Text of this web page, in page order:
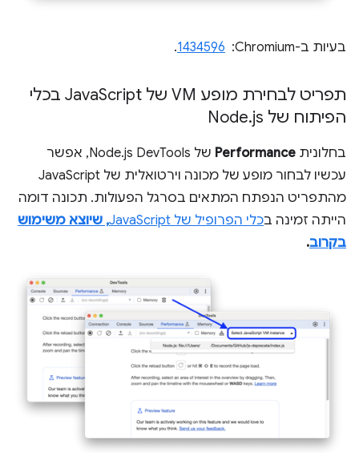
בעיות ב-Chromium: ‏ 1434596
.
תפריט לבחירת מופע VM של Java
Script בכלי
הפיתוח של Node
.js
בחלונית Performance
של Node.js DevTools, אפשר
עכשיו לבחור מופע של מכונה וירטואלית של JavaScript
מהתפריט הנפתח המתאים בסרגל הפעולות. תכונה דומה
הייתה זמינה בכלי הפרופיל של JavaScript
, שיוצא משימוש
בקרוב.